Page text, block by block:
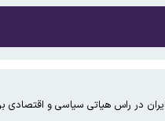
اسرائیل نداریم
در راس هیاتی سیاسی و اقتصادی